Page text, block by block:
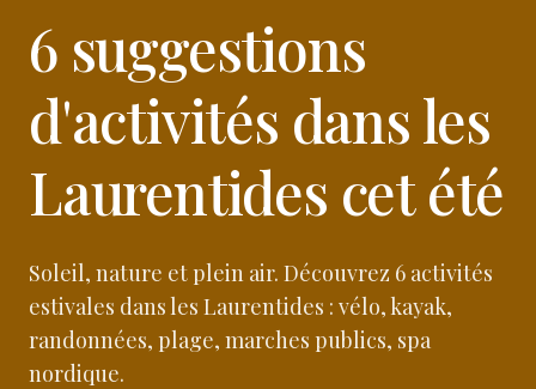
6 suggestions
d'activités dans les
Laurentides cet été
Soleil, nature et plein air. Découvrez 6 activités
estivales dans les Laurentides : vélo, kayak,
randonnées, plage, marches publics, spa
nordique.